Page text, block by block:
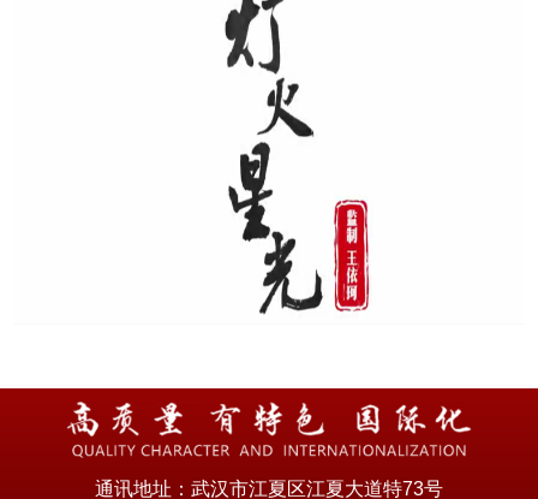
通讯地址：武汉市江夏区江夏大道特73号